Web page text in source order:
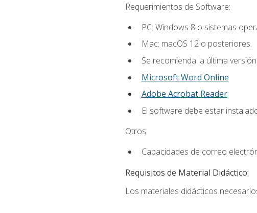
Requerimientos de Software:
PC: Windows 8 o sistemas
Mac: macOS 12 o posteriores.
Se recomienda la última
Microsoft Word Online
Adobe Acrobat Reader
El software debe estar
Otros:
Capacidades de correo
Requisitos de Material Didáctico:
Los materiales didácticos